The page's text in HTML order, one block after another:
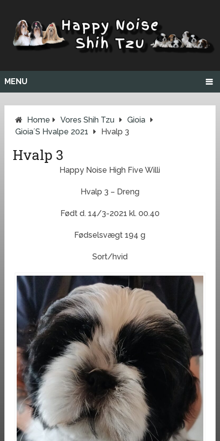
MENU
Home Vores Shih Tzu
Gioia
Gioia´s Hvalpe 2021
Hvalp 3
Hvalp 3
Happy Noise High Five Willi
Hvalp 3 – Dreng
Født d. 14/3-2021 kl. 00.40
Fødselsvægt 194 g
Sort/hvid